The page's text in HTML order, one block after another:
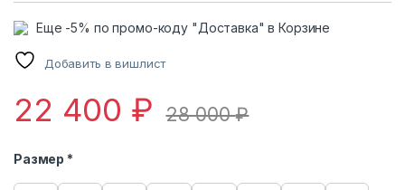
Еще -5% по промо-коду "Доставка" в Корзине
Добавить в вишлист
22 400 ₽ 28 000₽
Размер *